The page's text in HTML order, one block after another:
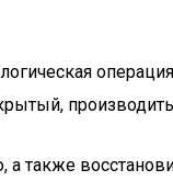
операция
также